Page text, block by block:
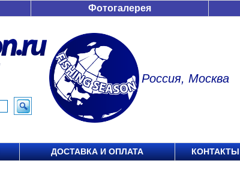
Фотогалерея
Россия, Москва
ДОСТАВКА И ОПЛАТА КОНТАКТЫ